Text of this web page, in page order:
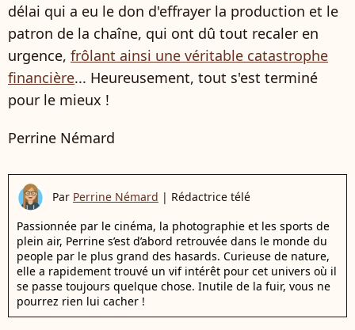
délai qui a eu le don d'effrayer la production et le
patron de la chaîne, qui ont dû tout recaler en
urgence, frôlant ainsi une véritable catastrophe
financière... Heureusement, tout s'est terminé
pour le mieux !
Perrine Némard
Par Perrine Némard | Rédactrice télé
Passionnée par le cinéma, la photographie et les sports de
plein air, Perrine s’est d’abord retrouvée dans le monde du
people par le plus grand des hasards. Curieuse de nature,
elle a rapidement trouvé un vif intérêt pour cet univers où il
se passe toujours quelque chose. Inutile de la fuir, vous ne
pourrez rien lui cacher !